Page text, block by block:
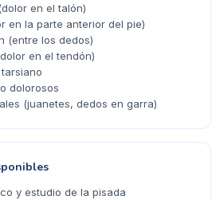
en el talón)
en la parte anterior del pie)
(entre los dedos)
en el tendón)
dolorosos
(juanetes, dedos en garra)
y estudio de la pisada